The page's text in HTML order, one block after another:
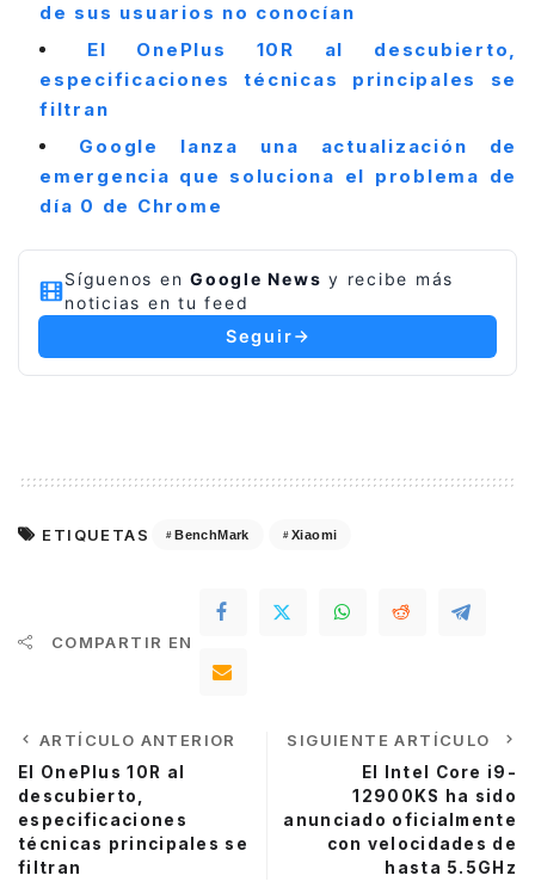
de sus usuarios no conocían
El OnePlus 10R al descubierto,
especificaciones técnicas principales se
filtran
Google lanza una actualización de
emergencia que soluciona el problema de
día 0 de Chrome
Síguenos en Google News y recibe más
noticias en tu feed
Seguir
ETIQUETAS BenchMark Xiaomi
COMPARTIR EN
ARTÍCULO ANTERIOR
El OnePlus 10R al
descubierto,
especificaciones
técnicas principales se
filtran
SIGUIENTE ARTÍCULO
El Intel Core i9-
12900KS ha sido
anunciado oficialmente
con velocidades de
hasta 5.5GHz